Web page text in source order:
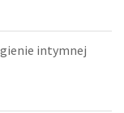
intymnej